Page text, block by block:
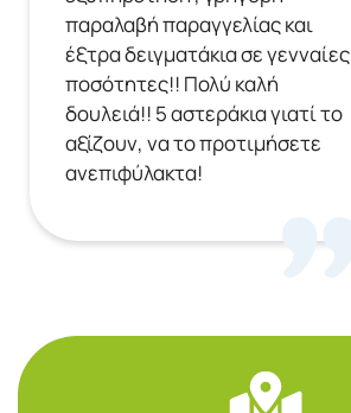
παραλαβή παραγγελίας και
έξτρα δειγματάκια σε γενναίες
ποσότητες!! Πολύ καλή
δουλειά!! 5 αστεράκια γιατί το
αξίζουν, να το προτιμήσετε
ανεπιφύλακτα!